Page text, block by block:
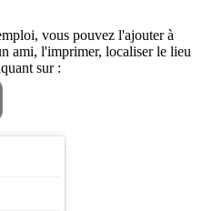
vous pouvez l'ajouter à
ami, l'imprimer, localiser le lieu
sur :